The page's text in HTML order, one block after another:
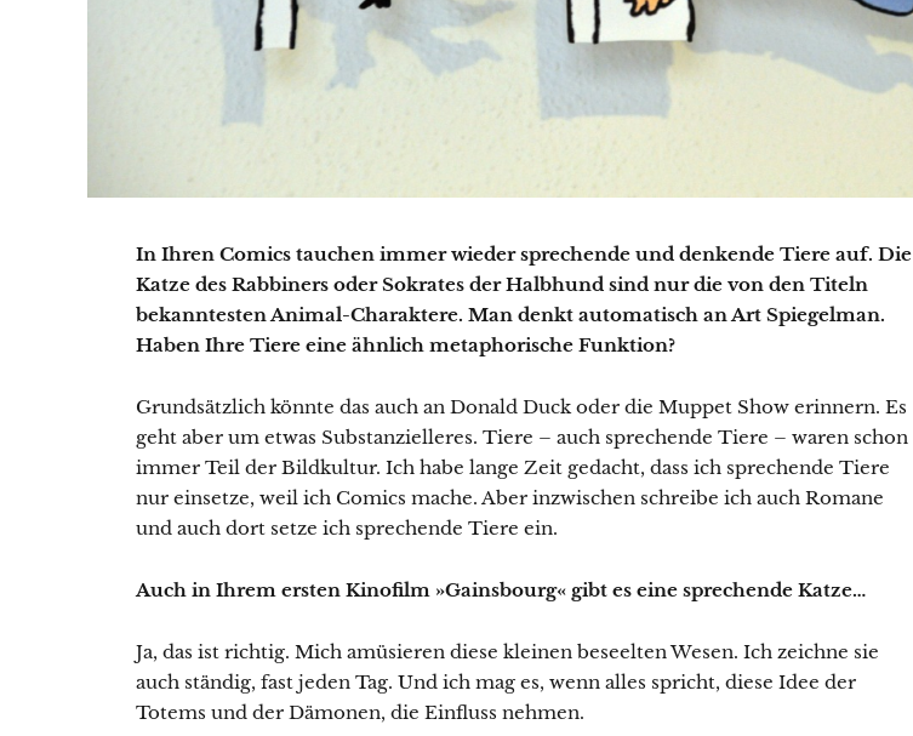
In Ihren Comics tauchen immer wieder sprechende und denkende Tiere auf. Die
Katze des Rabbiners oder Sokrates der Halbhund sind nur die von den Titeln
bekanntesten Animal-Charaktere. Man denkt automatisch an Art Spiegelman.
Haben Ihre Tiere eine ähnlich metaphorische Funktion?
Grundsätzlich könnte das auch an Donald Duck oder die Muppet Show erinnern. Es
geht aber um etwas Substanzielleres. Tiere – auch sprechende Tiere – waren schon
immer Teil der Bildkultur. Ich habe lange Zeit gedacht, dass ich sprechende Tiere
nur einsetze, weil ich Comics mache. Aber inzwischen schreibe ich auch Romane
und auch dort setze ich sprechende Tiere ein.
Auch in Ihrem ersten Kinofilm »Gainsbourg« gibt es eine sprechende Katze…
Ja, das ist richtig. Mich amüsieren diese kleinen beseelten Wesen. Ich zeichne sie
auch ständig, fast jeden Tag. Und ich mag es, wenn alles spricht, diese Idee der
Totems und der Dämonen, die Einfluss nehmen.